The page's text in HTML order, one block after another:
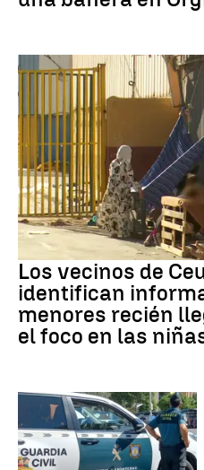
Ceuta
Los vecinos de
identifican
menores recién
el foco en las